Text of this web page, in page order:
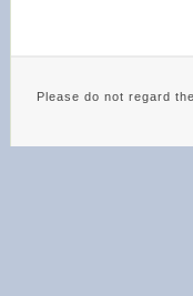
Please do not regard